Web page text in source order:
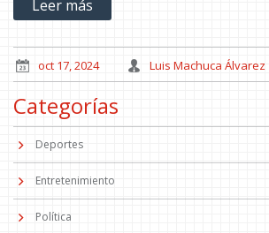
chilenos que buscan un nuevo referente en
Leer más
oct 17, 2024 Luis Machuca Álvarez
Categorías
Deportes
Entretenimiento
Política